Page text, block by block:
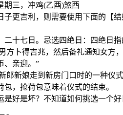
期三，冲鸡(乙酉)煞西
更吉利，则需要使用下面的【结
十七日。忌选四绝日：四绝日
卜得吉兆，然后备礼通知女方
、亲迎。”
郎新娘走到新房门口时的一种仪
，抢荷包意味着仪式的结束。
是好是坏？不知道如何挑选一个